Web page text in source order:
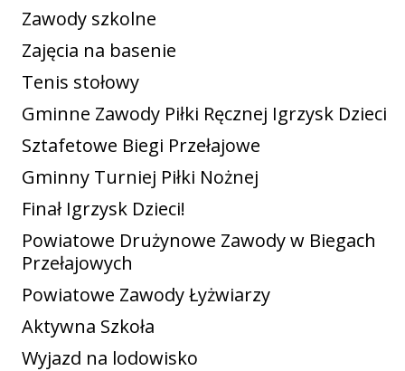
Zawody szkolne
Zajęcia na basenie
Tenis stołowy
Gminne Zawody Piłki Ręcznej Igrzysk Dzieci
Sztafetowe Biegi Przełajowe
Gminny Turniej Piłki Nożnej
Finał Igrzysk Dzieci!
Powiatowe Drużynowe Zawody w Biegach
Przełajowych
Powiatowe Zawody Łyżwiarzy
Aktywna Szkoła
Wyjazd na lodowisko